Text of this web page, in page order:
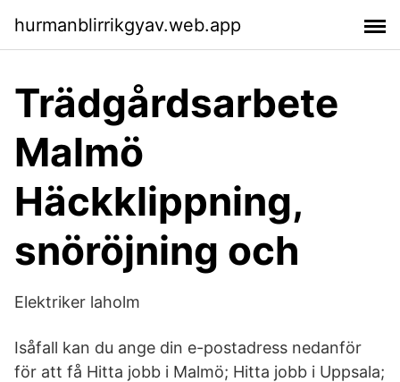
hurmanblirrikgyav.web.app
Trädgårdsarbete
Malmö
Häckklippning,
snöröjning och
Elektriker laholm
Isåfall kan du ange din e-postadress nedanför
för att få Hitta jobb i Malmö; Hitta jobb i Uppsala;